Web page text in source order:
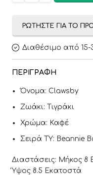
ΡΩΤΉΣΤΕ ΓΙΑ ΤΟ
Διαθέσιμο από 15-
ΠΕΡΙΓΡΑΦΉ
Όνομα: Clawsby
Ζωάκι: Τιγράκι
Χρώμα: Καφέ
Σειρά TY: Beannie
Διαστάσεις: Μήκος 8
Ύψος 8.5 Εκατοστά